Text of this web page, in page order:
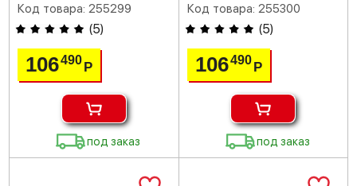
Код товара: 255299
(5)
106490Р
под заказ
Код товара: 255300
(5)
106490 Р
под заказ